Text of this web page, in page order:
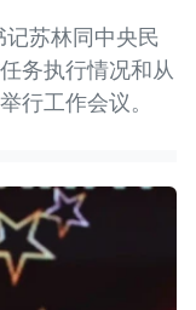
记苏林同中央民
务执行情况和从
行工作会议。